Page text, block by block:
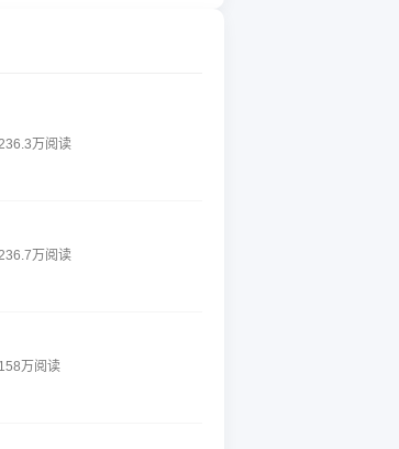
万阅读
万阅读
万阅读